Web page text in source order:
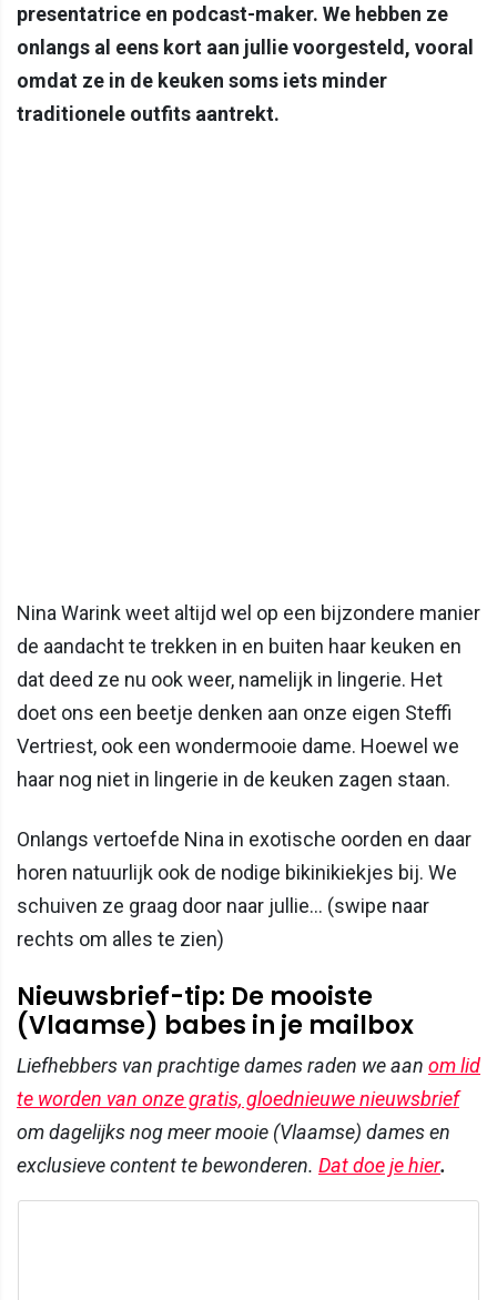
presentatrice en podcast-maker. We hebben ze
onlangs al eens kort aan jullie voorgesteld, vooral
omdat ze in de keuken soms iets minder
traditionele outfits aantrekt.
Nina Warink weet altijd wel op een bijzondere manier
de aandacht te trekken in en buiten haar keuken en
dat deed ze nu ook weer, namelijk in lingerie. Het
doet ons een beetje denken aan onze eigen Steffi
Vertriest, ook een wondermooie dame. Hoewel we
haar nog niet in lingerie in de keuken zagen staan.
Onlangs vertoefde Nina in exotische oorden en daar
horen natuurlijk ook de nodige bikinikiekjes bij. We
schuiven ze graag door naar jullie... (swipe naar
rechts om alles te zien)
Nieuwsbrief-tip: De mooiste
(Vlaamse) babes in je mailbox
Liefhebbers van prachtige dames raden we aan om lid
te worden van onze gratis, gloednieuwe nieuwsbrief
om dagelijks nog meer mooie (Vlaamse) dames en
exclusieve content te bewonderen. Dat doe je hier.